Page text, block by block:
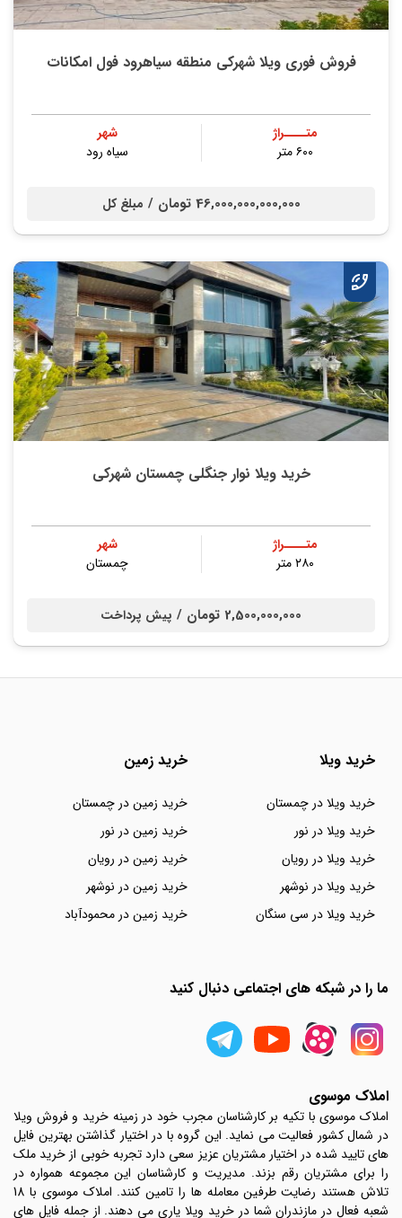
فروش فوری ویلا شهرکی منطقه سیاهرود فول امکانات
متــــراژ
۶۰۰ متر
شهر
سیاه رود
46,000,000,000,000 تومان / مبلغ کل
خرید ویلا نوار جنگلی چمستان شهرکی
متــــراژ
۲۸۰ متر
شهر
چمستان
2,500,000,000 تومان / پیش پرداخت
خرید ویلا
خرید ویلا در چمستان
خرید ویلا در نور
خرید ویلا در رویان
خرید ویلا در نوشهر
خرید ویلا در سی سنگان
خرید زمین
خرید زمین در چمستان
خرید زمین در نور
خرید زمین در رویان
خرید زمین در نوشهر
خرید زمین در محمودآباد
ما را در شبکه های اجتماعی دنبال کنید
املاک موسوی
املاک موسوی با تکیه بر کارشناسان مجرب خود در زمینه خرید و فروش ویلا
در شمال کشور فعالیت می نماید. این گروه با در اختیار گذاشتن بهترین فایل
های تایید شده در اختیار مشتریان عزیز سعی دارد تجربه خوبی از خرید ملک
را برای مشتریان رقم بزند. مدیریت و کارشناسان این مجموعه همواره در
تلاش هستند رضایت طرفین معامله ها را تامین کنند. املاک موسوی با 18
شعبه فعال در مازندران شما در خرید ویلا یاری می دهند. از جمله فایل های